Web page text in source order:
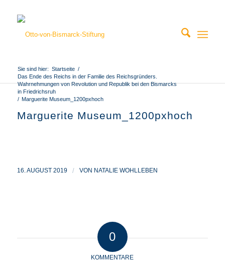
Sie sind hier: Startseite /
Das Ende des Reichs in der Familie des Reichsgründers.
Wahrnehmungen von Revolution und Republik bei den Bismarcks
in Friedrichsruh
/ Marguerite Museum_1200pxhoch
Marguerite Museum_1200pxhoch
16. AUGUST 2019 / VON NATALIE WOHLLEBEN
0
KOMMENTARE